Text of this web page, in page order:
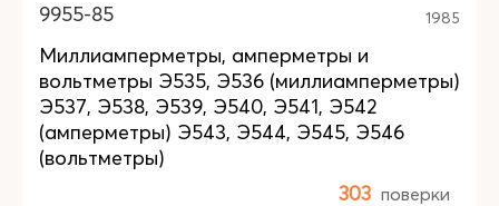
9955-85 1985
Миллиамперметры, амперметры и
вольтметры Э535, Э536 (миллиамперметры)
Э537, Э538, Э539, Э540, Э541, Э542
(амперметры) Э543, Э544, Э545, Э546
(вольтметры)
303 поверки